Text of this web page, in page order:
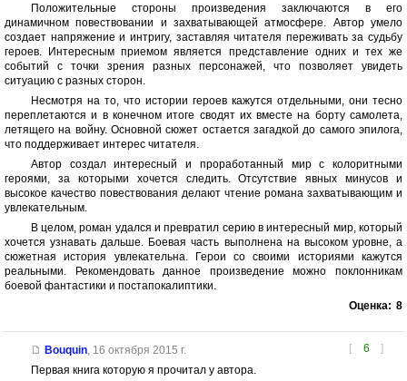
Положительные стороны произведения заключаются в его
динамичном повествовании и захватывающей атмосфере. Автор умело
создает напряжение и интригу, заставляя читателя переживать за судьбу
героев. Интересным приемом является представление одних и тех же
событий с точки зрения разных персонажей, что позволяет увидеть
ситуацию с разных сторон.
Несмотря на то, что истории героев кажутся отдельными, они тесно
переплетаются и в конечном итоге сводят их вместе на борту самолета,
летящего на войну. Основной сюжет остается загадкой до самого эпилога,
что поддерживает интерес читателя.
Автор создал интересный и проработанный мир с колоритными
героями, за которыми хочется следить. Отсутствие явных минусов и
высокое качество повествования делают чтение романа захватывающим и
увлекательным.
В целом, роман удался и превратил серию в интересный мир, который
хочется узнавать дальше. Боевая часть выполнена на высоком уровне, а
сюжетная история увлекательна. Герои со своими историями кажутся
реальными. Рекомендовать данное произведение можно поклонникам
боевой фантастики и постапокалиптики.
Оценка: 8
[ 6 ]
Bouquin, 16 октября 2015 г.
Первая книга которую я прочитал у автора.